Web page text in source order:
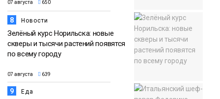
07 августа 650
8 Новости
Зелёный курс Норильска: новые
скверы и тысячи растений появятся
по всему городу
07 августа 639
9 Еда